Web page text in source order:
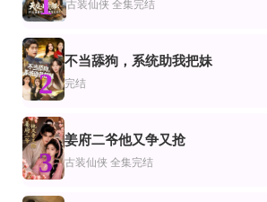
不败凌霄花
你是我的荣耀短剧
听见你的声音(2026)
完结
恰似寒光遇心动
苏和,王楚贤
全集
恩重如山
第81-89集完结
冰山总裁夫人带娃跑
全集完结
御兽：开局绑定究极大圣
已完结
爱意沉眠
完结
林老师蓄谋已久
更新全集
全集完结
完结
古装仙侠 全集完结
2
不当舔狗，系统助我把妹
完结
3
姜府二爷他又争又抢
古装仙侠 全集完结